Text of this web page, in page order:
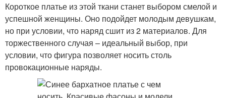
Короткое платье из этой ткани станет выбором смелой и
успешной женщины. Оно подойдет молодым девушкам,
но при условии, что наряд сшит из 2 материалов. Для
торжественного случая – идеальный выбор, при
условии, что фигура позволяет носить столь
провокационные наряды.